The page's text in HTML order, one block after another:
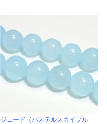
ジェード（パステルスカイブル